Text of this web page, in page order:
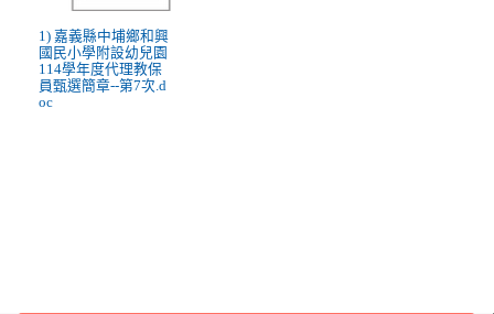
1) 嘉義縣中埔鄉和興
國民小學附設幼兒園
114學年度代理教保
員甄選簡章--第7次.d
oc